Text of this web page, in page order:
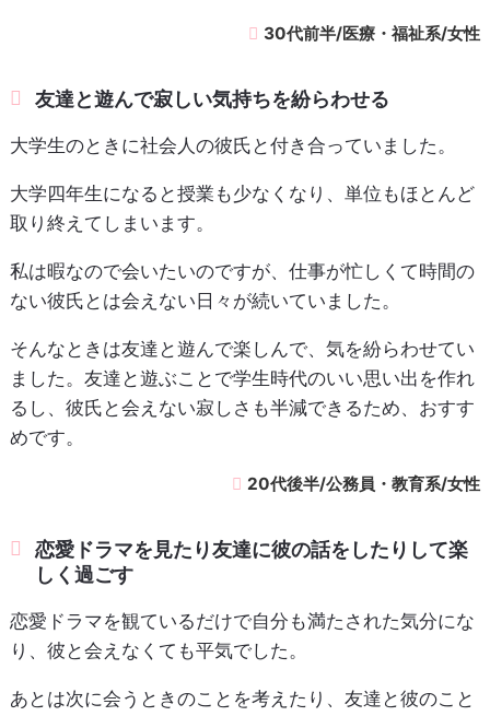
30代前半/医療・福祉系/女性
友達と遊んで寂しい気持ちを紛らわせる
大学生のときに社会人の彼氏と付き合っていました。
大学四年生になると授業も少なくなり、単位もほとんど
取り終えてしまいます。
私は暇なので会いたいのですが、仕事が忙しくて時間の
ない彼氏とは会えない日々が続いていました。
そんなときは友達と遊んで楽しんで、気を紛らわせてい
ました。友達と遊ぶことで学生時代のいい思い出を作れ
るし、彼氏と会えない寂しさも半減できるため、おすす
めです。
20代後半/公務員・教育系/女性
恋愛ドラマを見たり友達に彼の話をしたりして楽
しく過ごす
恋愛ドラマを観ているだけで自分も満たされた気分にな
り、彼と会えなくても平気でした。
あとは次に会うときのことを考えたり、友達と彼のこと